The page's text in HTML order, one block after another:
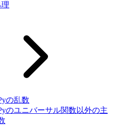
の乱数
のユニバーサル関数以外の主